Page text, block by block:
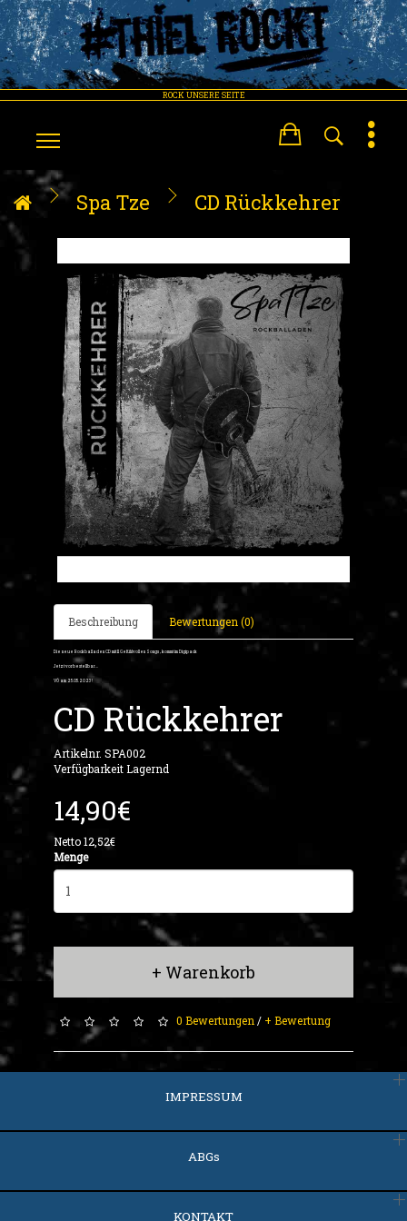
ROCK UNSERE SEITE
Spa Tze CD Rückkehrer
Beschreibung Bewertungen (0)
Die neue Rockballaden CD mit 11 Gefühlvollen Songs , kommt im Digipack
Jetzt vorbestellbar...
VÖ am 25.05.2023 !
CD Rückkehrer
Artikelnr. SPA002
Verfügbarkeit Lagernd
14,90€
Netto 12,52€
Menge
+ Warenkorb
0 Bewertungen / + Bewertung
IMPRESSUM
ABGs
KONTAKT